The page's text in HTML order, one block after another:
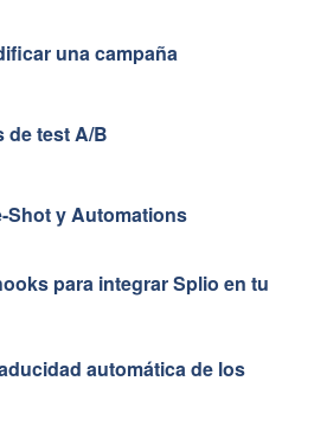
una campaña
de test A/B
Shot y Automations
para integrar Splio en tu
automática de los